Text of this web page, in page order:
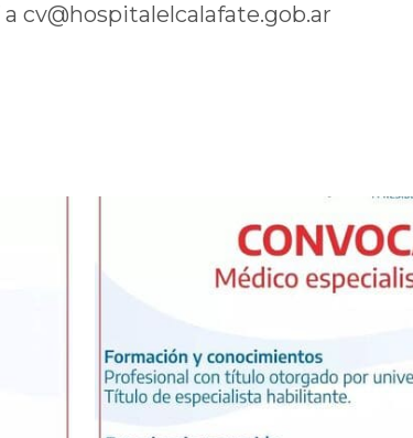
cv@hospitalelcalafate.gob.ar